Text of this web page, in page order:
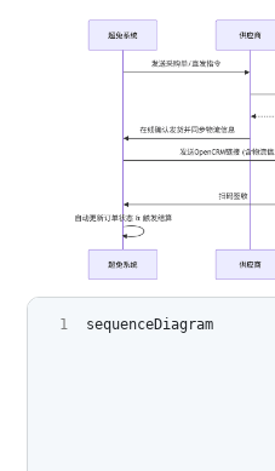
sequenceDiagram